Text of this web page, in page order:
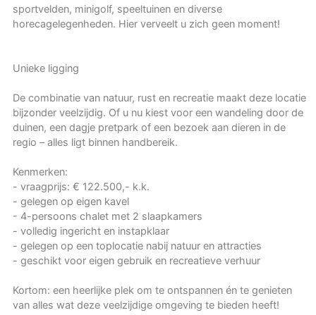
sportvelden, minigolf, speeltuinen en diverse
horecagelegenheden. Hier verveelt u zich geen moment!
Unieke ligging
De combinatie van natuur, rust en recreatie maakt deze locatie
bijzonder veelzijdig. Of u nu kiest voor een wandeling door de
duinen, een dagje pretpark of een bezoek aan dieren in de
regio – alles ligt binnen handbereik.
Kenmerken:
- vraagprijs: € 122.500,- k.k.
- gelegen op eigen kavel
- 4-persoons chalet met 2 slaapkamers
- volledig ingericht en instapklaar
- gelegen op een toplocatie nabij natuur en attracties
- geschikt voor eigen gebruik en recreatieve verhuur
Kortom: een heerlijke plek om te ontspannen én te genieten
van alles wat deze veelzijdige omgeving te bieden heeft!